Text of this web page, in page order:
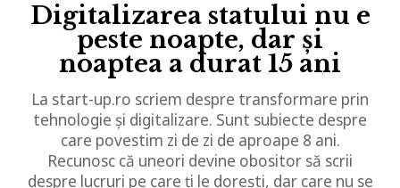
Digitalizarea statului nu e
peste noapte, dar și
noaptea a durat 15 ani
La start-up.ro scriem despre transformare prin
tehnologie și digitalizare. Sunt subiecte despre
care povestim zi de zi de aproape 8 ani.
Recunosc că uneori devine obositor să scrii
despre lucruri pe care ți le dorești, dar care nu se